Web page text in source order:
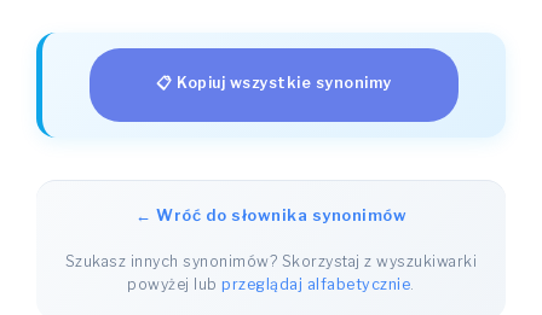
📋 Kopiuj wszystkie synonimy
← Wróć do słownika synonimów
Szukasz innych synonimów? Skorzystaj z wyszukiwarki
powyżej lubprzeglądaj alfabetycznie